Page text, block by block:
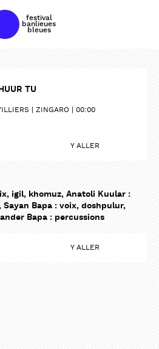
festival
banlieues
bleues
TU
ZINGARO 00:00
Y ALLER
igil, khomuz, Anatoli Kuular :
Bapa : voix, doshpulur,
Bapa : percussions
Y ALLER